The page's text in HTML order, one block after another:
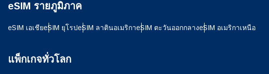
eSIM รายภูมิภาค
eSIM เอเชียeSIM ยุโรปeSIM ลาตินอเมริกาeSIM ตะวันออกกลางeSIM อเมริกาเหนือ
แพ็กเกจทั่วโลก